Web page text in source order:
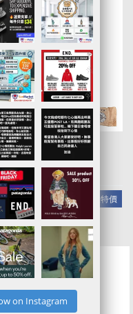
Studio3 Wireless 耳機大特價
on Instagram